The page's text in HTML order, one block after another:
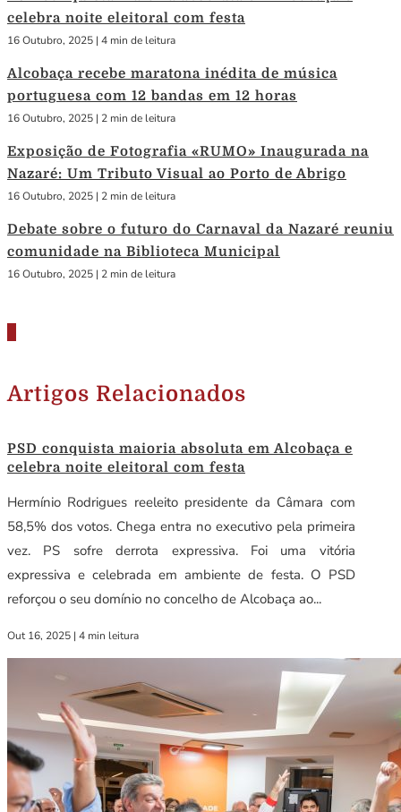
celebra noite eleitoral com festa
16 Outubro, 2025 | 4 min de leitura
Alcobaça recebe maratona inédita de música
portuguesa com 12 bandas em 12 horas
16 Outubro, 2025 | 2 min de leitura
Exposição de Fotografia «RUMO» Inaugurada na
Nazaré: Um Tributo Visual ao Porto de Abrigo
16 Outubro, 2025 | 2 min de leitura
Debate sobre o futuro do Carnaval da Nazaré reuniu
comunidade na Biblioteca Municipal
16 Outubro, 2025 | 2 min de leitura
Artigos Relacionados
PSD conquista maioria absoluta em Alcobaça e
celebra noite eleitoral com festa
Hermínio Rodrigues reeleito presidente da Câmara com
58,5% dos votos. Chega entra no executivo pela primeira
vez. PS sofre derrota expressiva. Foi uma vitória
expressiva e celebrada em ambiente de festa. O PSD
reforçou o seu domínio no concelho de Alcobaça ao...
Out 16, 2025 | 4 min leitura